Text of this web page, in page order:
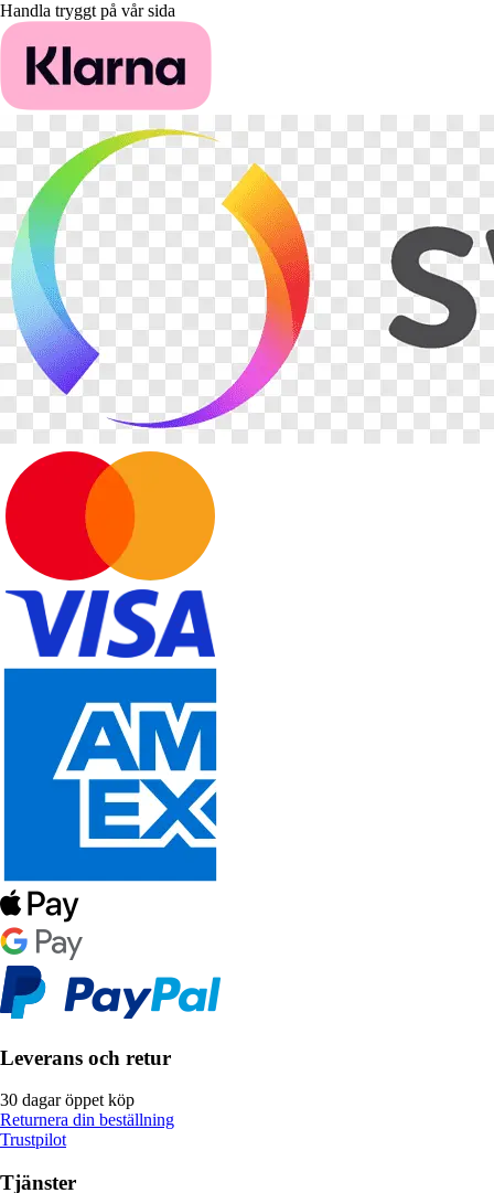
Handla tryggt på vår sida
Leverans och retur
30 dagar öppet köp
Returnera din beställning
Trustpilot
Tjänster